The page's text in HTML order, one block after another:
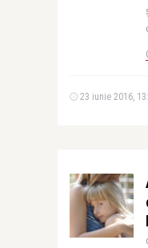
23 iunie 2016,